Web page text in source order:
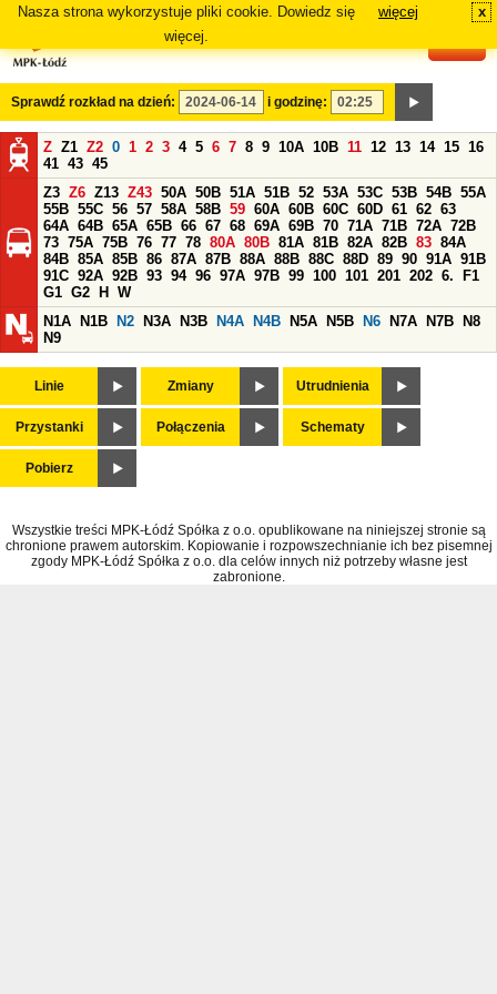
Nasza strona wykorzystuje pliki cookie. Dowiedz się
więcej.
więcej x
Sprawdź rozkład na dzień: i godzinę:
Z Z1 Z2 0 1 2 3 4 5 6 7 8 9 10A 10B 11 12 13 14 15 16
41 43 45
Z3 Z6 Z13 Z43 50A 50B 51A 51B 52 53A 53C 53B 54B 55A
55B 55C 56 57 58A 58B 59 60A 60B 60C 60D 61 62 63
64A 64B 65A 65B 66 67 68 69A 69B 70 71A 71B 72A 72B
73 75A 75B 76 77 78 80A 80B 81A 81B 82A 82B 83 84A
84B 85A 85B 86 87A 87B 88A 88B 88C 88D 89 90 91A 91B
91C 92A 92B 93 94 96 97A 97B 99 100 101 201 202 6.
F1
G1 G2 H
W
N1A
N1B N2 N3A N3B N4A N4B N5A N5B N6 N7A N7B
N8
N9
Linie Zmiany Utrudnienia
Przystanki Połączenia Schematy
Pobierz
Wszystkie treści MPK-Łódź Spółka z o.o. opublikowane na niniejszej stronie są
chronione prawem autorskim. Kopiowanie i rozpowszechnianie ich bez pisemnej
zgody MPK-Łódź Spółka z o.o. dla celów innych niż potrzeby własne jest
zabronione.